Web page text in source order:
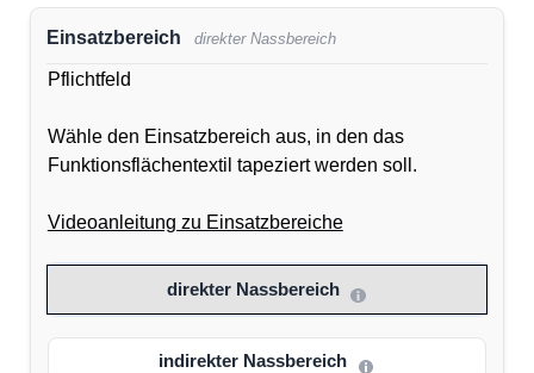
Einsatzbereich direkter Nassbereich
Pflichtfeld
Wähle den Einsatzbereich aus, in den das
Funktionsflächentextil tapeziert werden soll.
Videoanleitung zu Einsatzbereiche
direkter Nassbereich
indirekter Nassbereich